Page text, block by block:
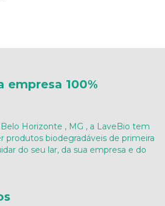
empresa 100%
Horizonte , MG , a LaveBio tem
produtos biodegradáveis de primeira
do seu lar, da sua empresa e do